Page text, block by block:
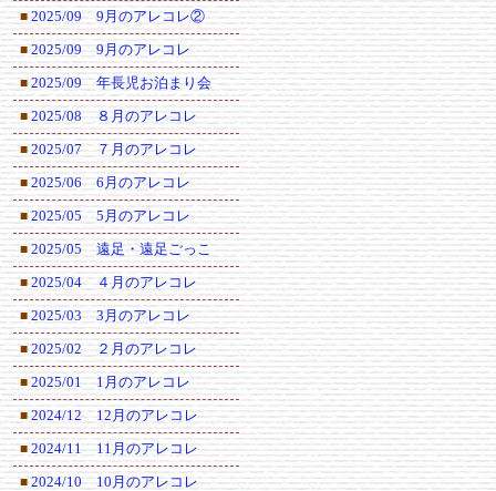
■ 2025/09 9月のアレコレ②
■ 2025/09 9月のアレコレ
■ 2025/09 年長児お泊まり会
■ 2025/08 ８月のアレコレ
■ 2025/07 ７月のアレコレ
■ 2025/06 6月のアレコレ
■ 2025/05 5月のアレコレ
■ 2025/05 遠足・遠足ごっこ
■ 2025/04 ４月のアレコレ
■ 2025/03 3月のアレコレ
■ 2025/02 ２月のアレコレ
■ 2025/01 1月のアレコレ
■ 2024/12 12月のアレコレ
■ 2024/11 11月のアレコレ
■ 2024/10 10月のアレコレ